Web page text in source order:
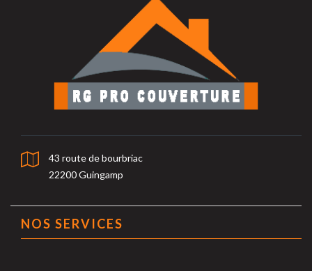
43 route de bourbriac
22200 Guingamp
NOS SERVICES